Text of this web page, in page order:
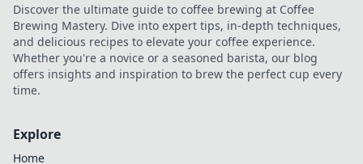
Discover the ultimate guide to coffee brewing at Coffee
Brewing Mastery. Dive into expert tips, in-depth techniques,
and delicious recipes to elevate your coffee experience.
Whether you're a novice or a seasoned barista, our blog
offers insights and inspiration to brew the perfect cup every
time.
Explore
Home